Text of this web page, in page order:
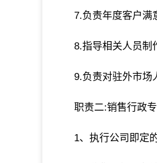
7.负责年度客户满
8.指导相关人员制
9.负责对驻外市场
职责二:销售行政
1、执行公司即定